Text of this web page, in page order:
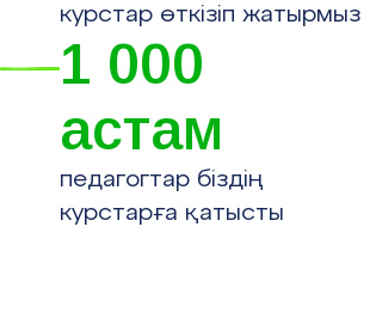
курстар өткізіп жатырмыз
1 000
астам
педагогтар біздің
курстарға қатысты